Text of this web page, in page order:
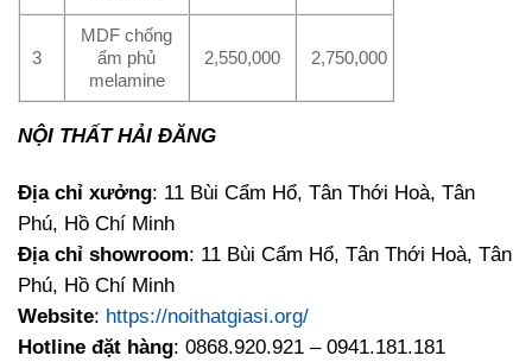
3
MDF chống
ẩm phủ
melamine
2,550,000 2,750,000
NỘI THẤT HẢI ĐĂNG
Địa chỉ xưởng: 11 Bùi Cẩm Hổ, Tân Thới Hoà, Tân
Phú, Hồ Chí Minh
Địa chỉ showroom: 11 Bùi Cẩm Hổ, Tân Thới Hoà, Tân
Phú, Hồ Chí Minh
Website: https://noithatgiasi.org/
Hotline đặt hàng: 0868.920.921 – 0941.181.181